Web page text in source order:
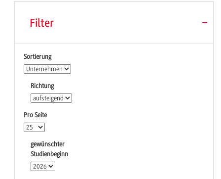
Filter
Sortierung
Richtung
Pro Seite
gewünschter
Studienbeginn